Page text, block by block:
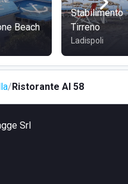
Beach
Stabilimento
Tirreno
Ladispoli
Ristorante Al 58
Srl